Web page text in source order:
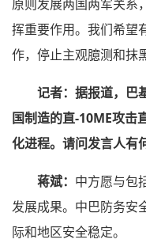
原则发展两国两军关系
挥重要作用。我们希望
作，停止主观臆测和抹
记者：据报道，巴
国制造的直-10ME攻击
化进程。请问发言人有
蒋斌： 中方愿与包
发展成果。中巴防务安
际和地区安全稳定。